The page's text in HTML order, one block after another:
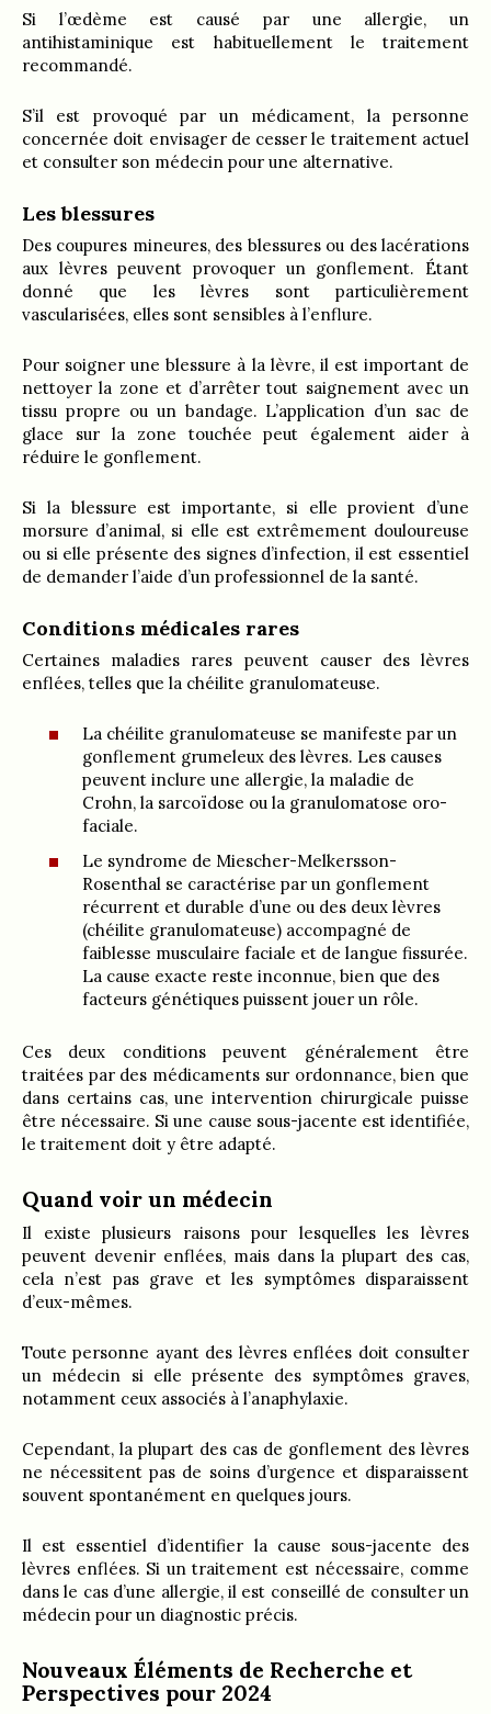
Si l’œdème est causé par une allergie, un
antihistaminique est habituellement le traitement
recommandé.
S’il est provoqué par un médicament, la personne
concernée doit envisager de cesser le traitement actuel
et consulter son médecin pour une alternative.
Les blessures
Des coupures mineures, des blessures ou des lacérations
aux lèvres peuvent provoquer un gonflement. Étant
donné que les lèvres sont particulièrement
vascularisées, elles sont sensibles à l’enflure.
Pour soigner une blessure à la lèvre, il est important de
nettoyer la zone et d’arrêter tout saignement avec un
tissu propre ou un bandage. L’application d’un sac de
glace sur la zone touchée peut également aider à
réduire le gonflement.
Si la blessure est importante, si elle provient d’une
morsure d’animal, si elle est extrêmement douloureuse
ou si elle présente des signes d’infection, il est essentiel
de demander l’aide d’un professionnel de la santé.
Conditions médicales rares
Certaines maladies rares peuvent causer des lèvres
enflées, telles que la chéilite granulomateuse.
La chéilite granulomateuse se manifeste par un
gonflement grumeleux des lèvres. Les causes
peuvent inclure une allergie, la maladie de
Crohn, la sarcoïdose ou la granulomatose oro-
faciale.
Le syndrome de Miescher-Melkersson-
Rosenthal se caractérise par un gonflement
récurrent et durable d’une ou des deux lèvres
(chéilite granulomateuse) accompagné de
faiblesse musculaire faciale et de langue fissurée.
La cause exacte reste inconnue, bien que des
facteurs génétiques puissent jouer un rôle.
Ces deux conditions peuvent généralement être
traitées par des médicaments sur ordonnance, bien que
dans certains cas, une intervention chirurgicale puisse
être nécessaire. Si une cause sous-jacente est identifiée,
le traitement doit y être adapté.
Quand voir un médecin
Il existe plusieurs raisons pour lesquelles les lèvres
peuvent devenir enflées, mais dans la plupart des cas,
cela n’est pas grave et les symptômes disparaissent
d’eux-mêmes.
Toute personne ayant des lèvres enflées doit consulter
un médecin si elle présente des symptômes graves,
notamment ceux associés à l’anaphylaxie.
Cependant, la plupart des cas de gonflement des lèvres
ne nécessitent pas de soins d’urgence et disparaissent
souvent spontanément en quelques jours.
Il est essentiel d’identifier la cause sous-jacente des
lèvres enflées. Si un traitement est nécessaire, comme
dans le cas d’une allergie, il est conseillé de consulter un
médecin pour un diagnostic précis.
Nouveaux Éléments de Recherche et
Perspectives pour 2024